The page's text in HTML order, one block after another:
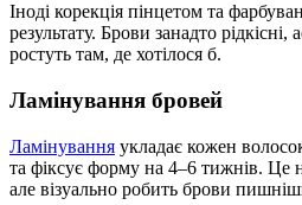
Іноді корекція пінцетом та
результату. Брови занадто
ростуть там, де хотілося б.
Ламінування бровей
Ламінування укладає кожен
та фіксує форму на 4–6 тижнів. Це
але візуально робить брови